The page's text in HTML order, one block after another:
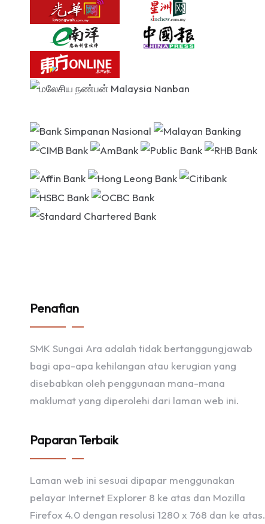
Penafian
SMK Sungai Ara adalah tidak bertanggungjawab
bagi apa-apa kehilangan atau kerugian yang
disebabkan oleh penggunaan mana-mana
maklumat yang diperolehi dari laman web ini.
Paparan Terbaik
Laman web ini sesuai dipapar menggunakan
pelayar Internet Explorer 8 ke atas dan Mozilla
Firefox 4.0 dengan resolusi 1280 x 768 dan ke atas.